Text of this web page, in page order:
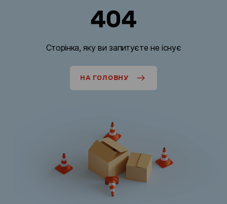
404
Сторінка, яку ви запитуєте не існує
НА ГОЛОВНУ